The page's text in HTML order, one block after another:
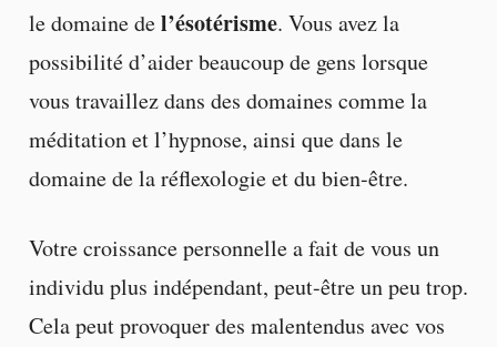
le domaine del’ésotérisme. Vous avez la
possibilité d’aider beaucoup de gens lorsque
vous travaillez dans des domaines comme la
méditation et l’hypnose, ainsi que dans le
domaine de la réflexologie et du bien-être.
Votre croissance personnelle a fait de vous un
individu plus indépendant, peut-être un peu trop.
Cela peut provoquer des malentendus avec vos